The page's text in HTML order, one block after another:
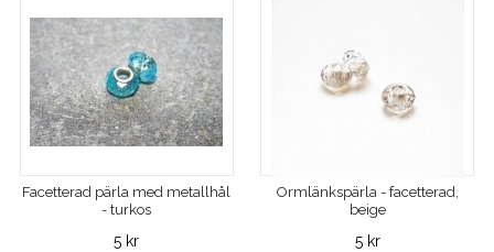
Facetterad pärla med metallhål
- turkos
5 kr
Ormlänkspärla - facetterad,
beige
5 kr